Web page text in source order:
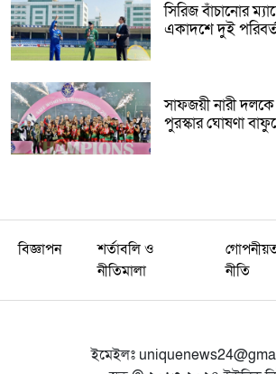
সিরিজ বাঁচানোর
একাদশে দুই
সাফজয়ী নারী
পুরস্কার ঘোষণা
বিজ্ঞাপন
শর্তাবলি ও
নীতিমালা
নীতি
ইমেইলঃ